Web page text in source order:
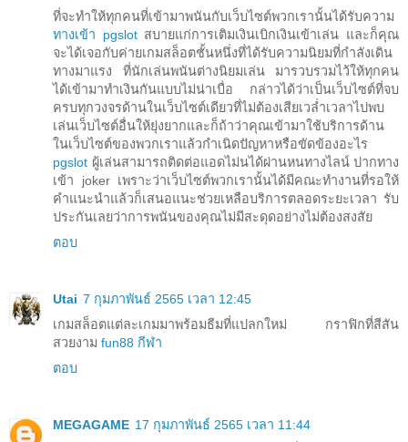
ที่จะทำให้ทุกคนที่เข้ามาพนันกับเว็บไซต์พวกเรานั้นได้รับความ
ทางเข้า pgslotสบายแก่การเติมเงินเบิกเงินเข้าเล่น และก็คุณ
จะได้เจอกับค่ายเกมสล็อตชั้นหนึ่งที่ได้รับความนิยมที่กำลังเดิน
ทางมาแรง ที่นักเล่นพนันต่างนิยมเล่น มารวบรวมไว้ให้ทุกคน
ได้เข้ามาทำเงินกันแบบไม่น่าเบื่อ กล่าวได้ว่าเป็นเว็บไซต์ที่จบ
ครบทุกวงจรด้านในเว็บไซต์เดียวที่ไม่ต้องเสียเวล่ำเวลาไปพบ
เล่นเว็บไซต์อื่นให้ยุ่งยากและก็ถ้าว่าคุณเข้ามาใช้บริการด้าน
ในเว็บไซต์ของพวกเราแล้วกำเนิดปัญหาหรือขัดข้องอะไร
pgslot ผู้เล่นสามารถติดต่อแอดไม่นได้ผ่านหนทางไลน์ ปากทาง
เข้า joker เพราะว่าเว็บไซต์พวกเรานั้นได้มีคณะทำงานที่รอให้
คำแนะนำแล้วก็เสนอแนะช่วยเหลือบริการตลอดระยะเวลา รับ
ประกันเลยว่าการพนันของคุณไม่มีสะดุดอย่างไม่ต้องสงสัย
ตอบ
Utai 7 กุมภาพันธ์ 2565 เวลา 12:45
เกมสล็อตแต่ละเกมมาพร้อมธีมที่แปลกใหม่ กราฟิกที่สีสัน
สวยงาม fun88 กีฬา
ตอบ
MEGAGAME 17 กุมภาพันธ์ 2565 เวลา 11:44